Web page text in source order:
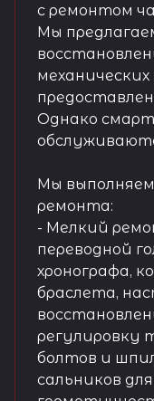
с ремонтом
Мы
Однако
Мы
ремонта:
- Мелкий
переводной
хронографа,
браслета,
регулировку
болтов и
сальников